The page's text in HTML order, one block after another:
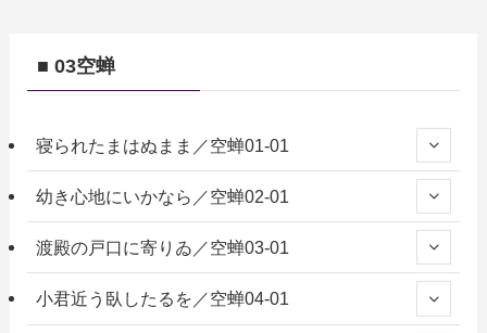
■ 03空蝉
寝られたまはぬまま／空蝉01-01
幼き心地にいかなら／空蝉02-01
渡殿の戸口に寄りゐ／空蝉03-01
小君近う臥したるを／空蝉04-01